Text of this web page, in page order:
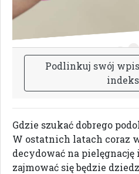
Podlinkuj swój wpis
indeks
Gdzie szukać dobrego
W ostatnich latach coraz
decydować na
zajmować się będzie